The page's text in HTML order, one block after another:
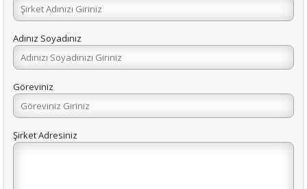
Adınız Soyadınız
Göreviniz
Şirket Adresiniz